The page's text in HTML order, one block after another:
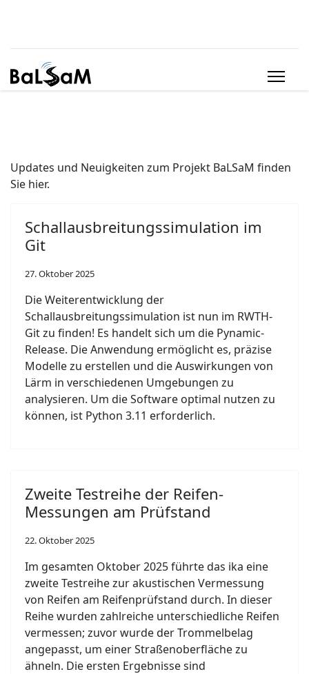
Updates und Neuigkeiten zum Projekt BaLSaM finden
Sie hier.
Schallausbreitungssimulation im
Git
27. Oktober 2025
Die Weiterentwicklung der
Schallausbreitungssimulation ist nun im RWTH-
Git zu finden! Es handelt sich um die Pynamic-
Release. Die Anwendung ermöglicht es, präzise
Modelle zu erstellen und die Auswirkungen von
Lärm in verschiedenen Umgebungen zu
analysieren. Um die Software optimal nutzen zu
können, ist Python 3.11 erforderlich.
Zweite Testreihe der Reifen-
Messungen am Prüfstand
22. Oktober 2025
Im gesamten Oktober 2025 führte das ika eine
zweite Testreihe zur akustischen Vermessung
von Reifen am Reifenprüfstand durch. In dieser
Reihe wurden zahlreiche unterschiedliche Reifen
vermessen; zuvor wurde der Trommelbelag
angepasst, um einer Straßenoberfläche zu
ähneln. Die ersten Ergebnisse sind